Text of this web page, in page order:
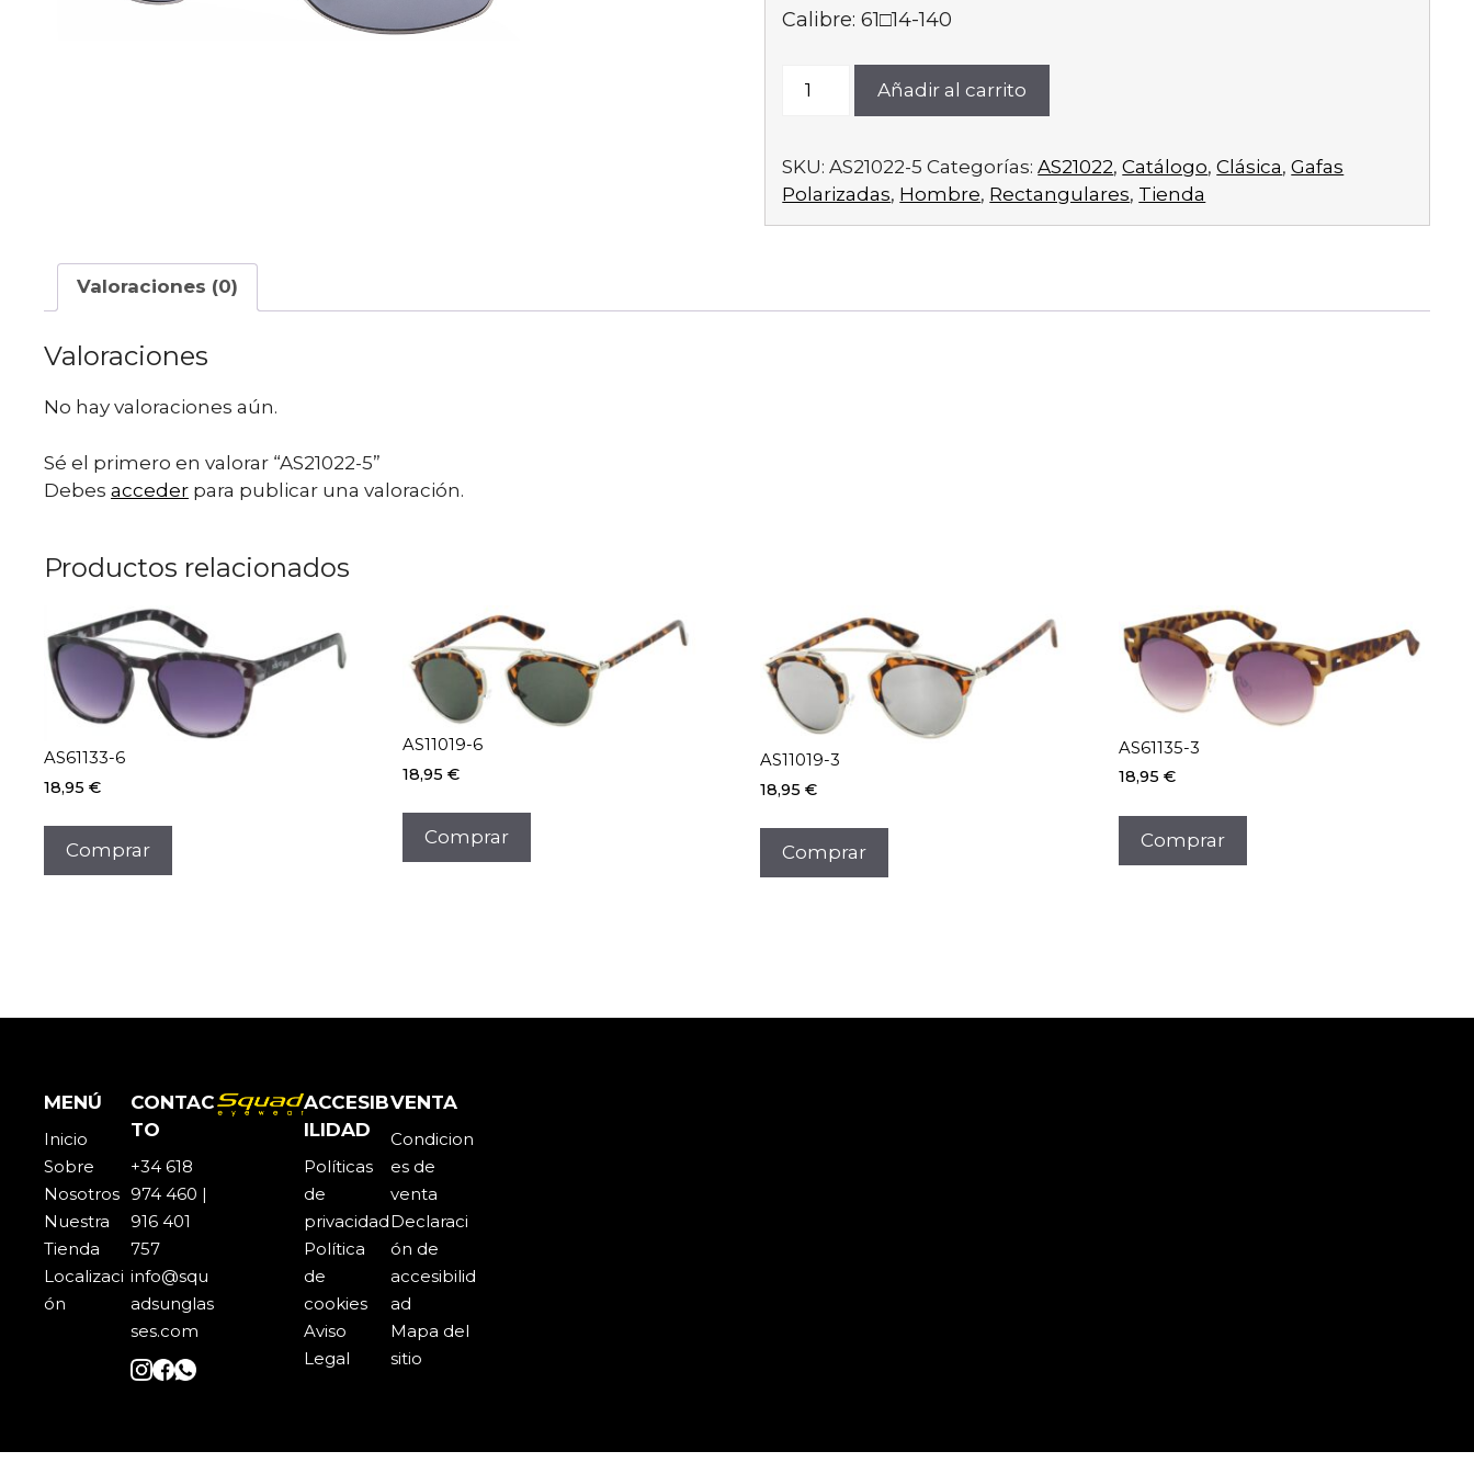
Calibre: 61□14-140
Añadir al carrito
SKU:AS21022-5 Categorías:AS21022,Catálogo,Clásica,Gafas
Polarizadas, Hombre, Rectangulares, Tienda
Valoraciones (0)
Valoraciones
No hay valoraciones aún.
Sé el primero en valorar “AS21022-5”
Debes acceder para publicar una valoración.
Productos relacionados
AS61133-6
18,95 €
Comprar
AS11019-6
18,95 €
Comprar
AS11019-3
18,95€
Comprar
AS61135-3
18,95€
Comprar
MENÚ
Inicio
Sobre
Nosotros
Nuestra
Tienda
Localizaci
ón
CONTAC
TO
+34 618
974 460 |
916 401
757
info@squ
adsunglas
ses.com
ACCESIB
ILIDAD
Políticas
de
privacidad
Política
de
cookies
Aviso
Legal
VENTA
Condicion
es de
venta
Declaraci
ón de
accesibilid
ad
Mapa del
sitio